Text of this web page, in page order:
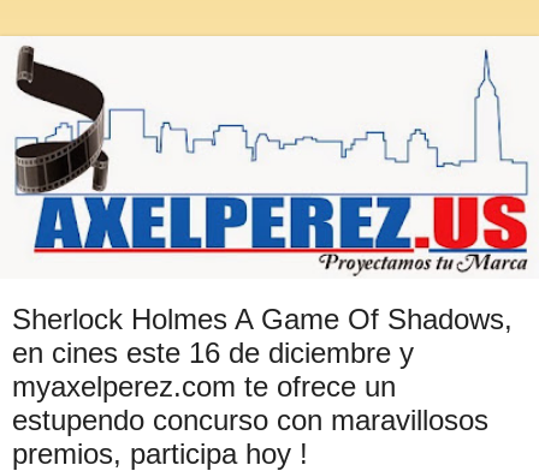
Sherlock Holmes A Game Of Shadows,
en cines este 16 de diciembre y
myaxelperez.com te ofrece un
estupendo concurso con maravillosos
premios, participa hoy !